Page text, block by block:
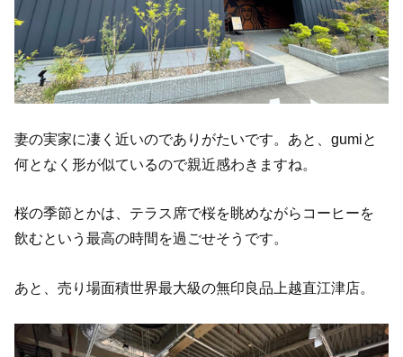
妻の実家に凄く近いのでありがたいです。あと、gumiと
何となく形が似ているので親近感わきますね。
桜の季節とかは、テラス席で桜を眺めながらコーヒーを
飲むという最高の時間を過ごせそうです。
あと、売り場面積世界最大級の無印良品上越直江津店。